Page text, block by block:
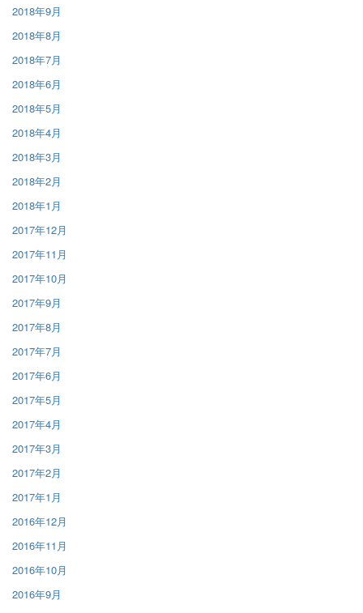
2018年9月
2018年8月
2018年7月
2018年6月
2018年5月
2018年4月
2018年3月
2018年2月
2018年1月
2017年12月
2017年11月
2017年10月
2017年9月
2017年8月
2017年7月
2017年6月
2017年5月
2017年4月
2017年3月
2017年2月
2017年1月
2016年12月
2016年11月
2016年10月
2016年9月